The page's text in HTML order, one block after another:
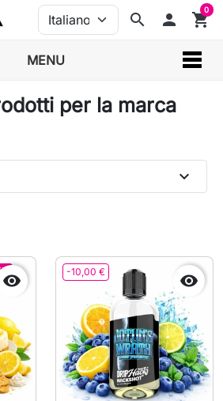
search person shopping_cart
0
MENU
per la marca
expand_more
 -10,00 € 